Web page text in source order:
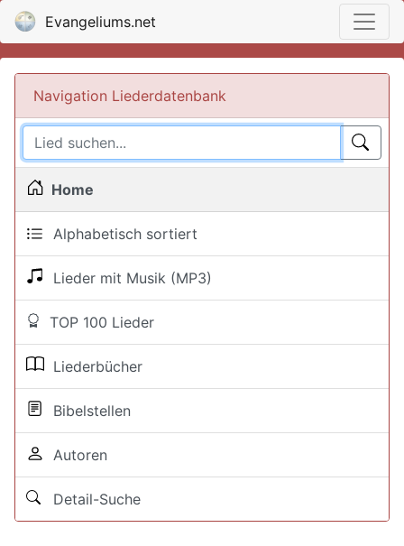
Evangeliums.net
Navigation Liederdatenbank
Home
Alphabetisch sortiert
Lieder mit Musik (MP3)
TOP 100 Lieder
Liederbücher
Bibelstellen
Autoren
Detail-Suche